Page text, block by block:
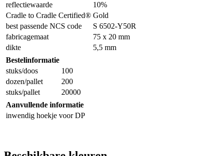
reflectiewaarde
10%
Cradle to Cradle Certified® Gold
best passende NCS code
S 6502-Y50R
fabricagemaat
75 x 20 mm
dikte
5,5 mm
Bestelinformatie
stuks/doos
100
dozen/pallet
200
stuks/pallet
20000
Aanvullende informatie
inwendig hoekje voor DP